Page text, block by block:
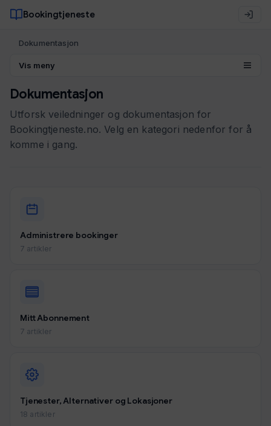
Bookingtjeneste
Dokumentasjon
Vis meny
Dokumentasjon
Utforsk veiledninger og dokumentasjon for
Bookingtjeneste.no. Velg en kategori nedenfor for å
komme i gang.
Administrere bookinger
7 artikler
Mitt Abonnement
7 artikler
Tjenester, Alternativer og Lokasjoner
18 artikler